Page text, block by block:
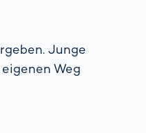
Junge
Weg